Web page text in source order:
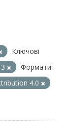
Ключові
Формати:
4.0